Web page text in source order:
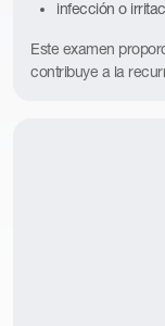
infección o
Este examen
contribuye a la